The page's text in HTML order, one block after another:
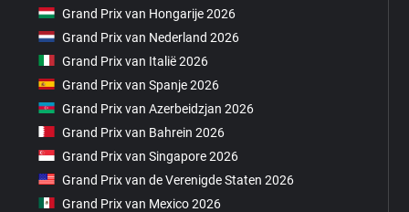
Grand Prix van Hongarije 2026
Grand Prix van Nederland 2026
Grand Prix van Italië 2026
Grand Prix van Spanje 2026
Grand Prix van Azerbeidzjan 2026
Grand Prix van Bahrein 2026
Grand Prix van Singapore 2026
Grand Prix van de Verenigde Staten 2026
Grand Prix van Mexico 2026